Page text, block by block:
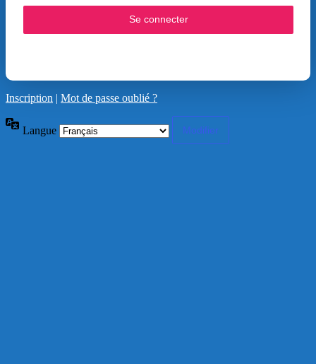
Inscription | Mot de passe oublié ?
Langue